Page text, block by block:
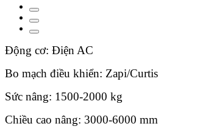
Động cơ: Điện AC
Bo mạch điều khiển: Zapi/Curtis
Sức nâng: 1500-2000 kg
Chiều cao nâng: 3000-6000 mm